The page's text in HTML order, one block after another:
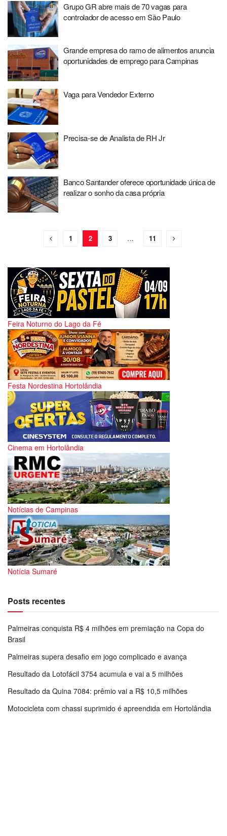
Grupo GR abre mais de 70 vagas para
controlador de acesso em São Paulo
Grande empresa do ramo de alimentos anuncia
oportunidades de emprego para Campinas
Vaga para Vendedor Externo
Precisa-se de Analista de RH Jr
Banco Santander oferece oportunidade única de
realizar o sonho da casa própria
1 2 3 … 11
Feira Noturno do Lago da Fé
Festa Nordestina Hortolândia
Cinema em Hortolândia
Notícias de Campinas
Notícia Sumaré
Posts recentes
Palmeiras conquista R$ 4 milhões em premiação na Copa do
Brasil
Palmeiras supera desafio em jogo complicado e avança
Resultado da Lotofácil 3754 acumula e vai a 5 milhões
Resultado da Quina 7084: prêmio vai a R$ 10,5 milhões
Motocicleta com chassi suprimido é apreendida em Hortolândia